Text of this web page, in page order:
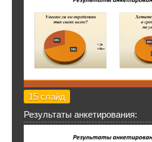
15 слайд
Результаты анкетирования: